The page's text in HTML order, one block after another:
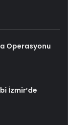
Operasyonu
İzmir’de